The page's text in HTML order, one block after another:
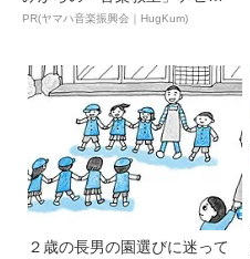
ュ...
PR(ヤマハ音楽振興会｜HugKum)
２歳の長男の園選びに迷って